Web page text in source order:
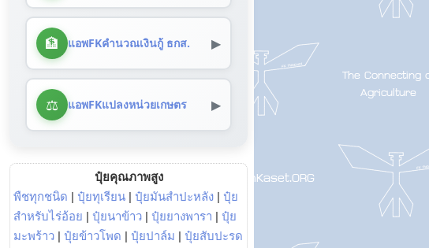
🏦 แอพFKคำนวณเงินกู้ ธกส. ▶
⚖️ แอพFKแปลงหน่วยเกษตร ▶
ปุ๋ยคุณภาพสูง
พืชทุกชนิด | ปุ๋ยทุเรียน | ปุ๋ยมันสำปะหลัง | ปุ๋ย
สำหรับไร่อ้อย | ปุ๋ยนาข้าว | ปุ๋ยยางพารา | ปุ๋ย
มะพร้าว | ปุ๋ยข้าวโพด | ปุ๋ยปาล์ม | ปุ๋ยสับปะรด